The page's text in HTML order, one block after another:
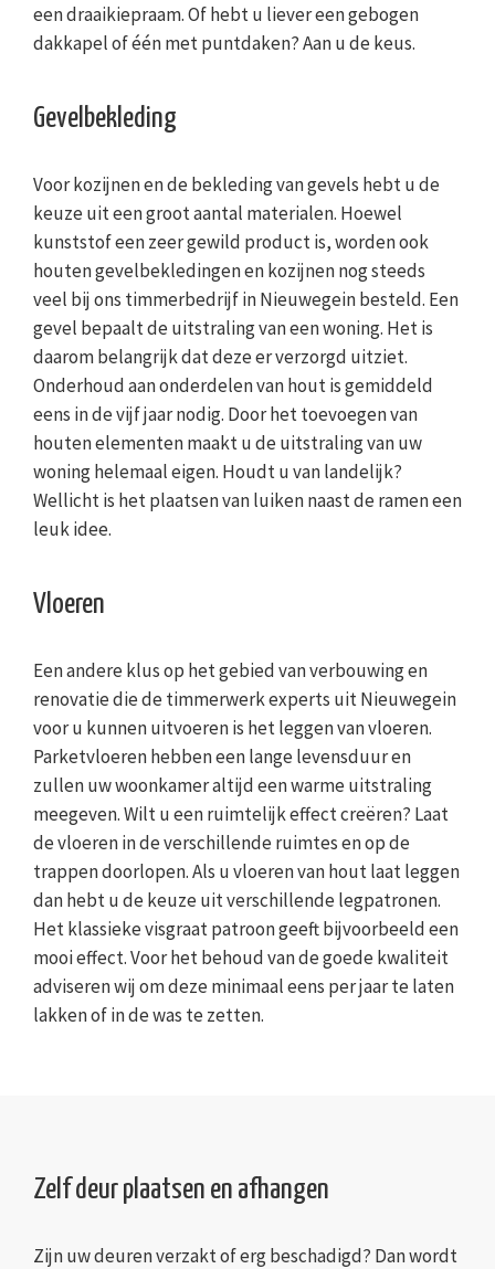
een draaikiepraam. Of hebt u liever een gebogen
dakkapel of één met puntdaken? Aan u de keus.
Gevelbekleding
Voor kozijnen en de bekleding van gevels hebt u de
keuze uit een groot aantal materialen. Hoewel
kunststof een zeer gewild product is, worden ook
houten gevelbekledingen en kozijnen nog steeds
veel bij ons timmerbedrijf in Nieuwegein besteld. Een
gevel bepaalt de uitstraling van een woning. Het is
daarom belangrijk dat deze er verzorgd uitziet.
Onderhoud aan onderdelen van hout is gemiddeld
eens in de vijf jaar nodig. Door het toevoegen van
houten elementen maakt u de uitstraling van uw
woning helemaal eigen. Houdt u van landelijk?
Wellicht is het plaatsen van luiken naast de ramen een
leuk idee.
Vloeren
Een andere klus op het gebied van verbouwing en
renovatie die de timmerwerk experts uit Nieuwegein
voor u kunnen uitvoeren is het leggen van vloeren.
Parketvloeren hebben een lange levensduur en
zullen uw woonkamer altijd een warme uitstraling
meegeven. Wilt u een ruimtelijk effect creëren? Laat
de vloeren in de verschillende ruimtes en op de
trappen doorlopen. Als u vloeren van hout laat leggen
dan hebt u de keuze uit verschillende legpatronen.
Het klassieke visgraat patroon geeft bijvoorbeeld een
mooi effect. Voor het behoud van de goede kwaliteit
adviseren wij om deze minimaal eens per jaar te laten
lakken of in de was te zetten.
Zelf deur plaatsen en afhangen
Zijn uw deuren verzakt of erg beschadigd? Dan wordt